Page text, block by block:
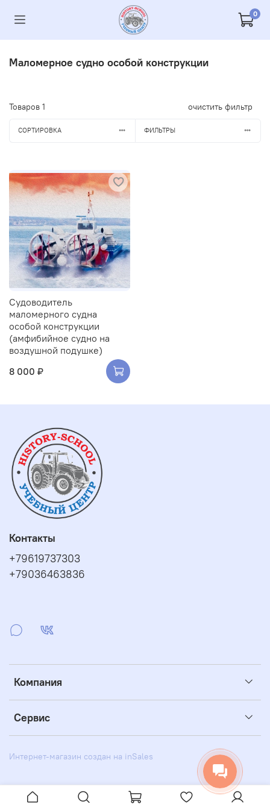
0
Маломерное судно особой конструкции
Товаров 1 очистить фильтр
СОРТИРОВКА ФИЛЬТРЫ
Судоводитель
маломерного судна
особой конструкции
(амфибийное судно на
воздушной подушке)
8 000 ₽
Компания
Сервис
Контакты
+79619737303
+79036463836
Интернет-магазин создан на inSales